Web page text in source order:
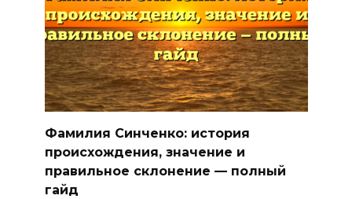
Фамилия Синченко: история
происхождения, значение и
правильное склонение — полный
гайд